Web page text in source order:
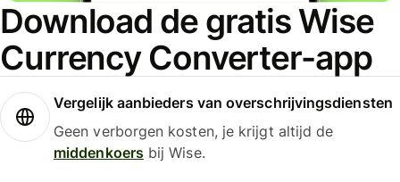
Download de gratis Wise
Currency Converter-app
Vergelijk aanbieders van overschrijvingsdiensten
Geen verborgen kosten, je krijgt altijd de
middenkoersbij Wise.